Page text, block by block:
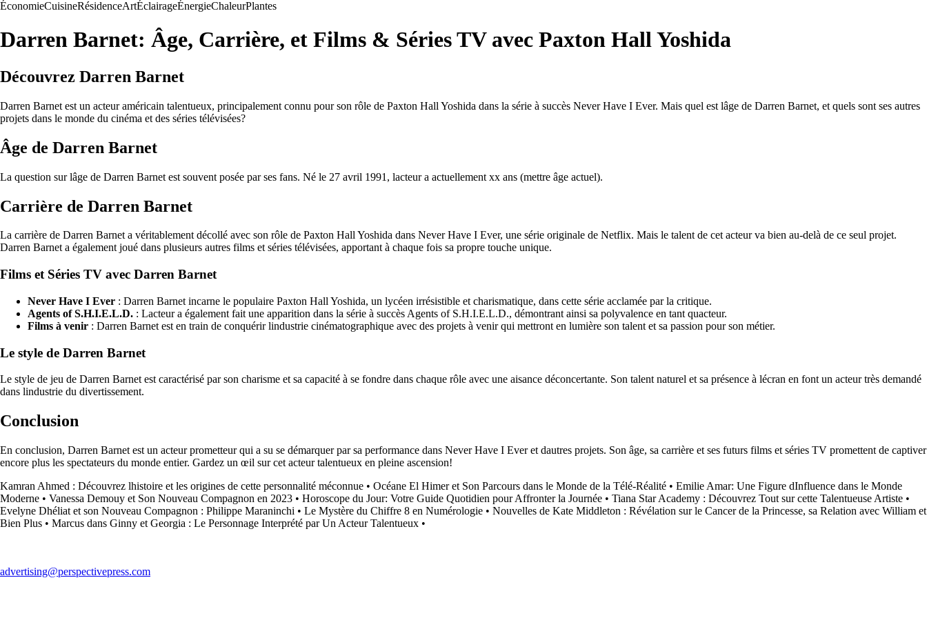
ÉconomieCuisineRésidenceArtÉclairageÉnergieChaleurPlantes
Darren Barnet: Âge, Carrière, et Films & Séries TV avec Paxton Hall Yoshida
Découvrez Darren Barnet
Darren Barnet est un acteur américain talentueux, principalement connu pour son rôle de Paxton Hall Yoshida dans la série à succès Never Have I Ever. Mais quel est lâge de Darren Barnet, et quels sont ses autres
projets dans le monde du cinéma et des séries télévisées?
Âge de Darren Barnet
La question sur lâge de Darren Barnet est souvent posée par ses fans. Né le 27 avril 1991, lacteur a actuellement xx ans (mettre âge actuel).
Carrière de Darren Barnet
La carrière de Darren Barnet a véritablement décollé avec son rôle de Paxton Hall Yoshida dans Never Have I Ever, une série originale de Netflix. Mais le talent de cet acteur va bien au-delà de ce seul projet.
Darren Barnet a également joué dans plusieurs autres films et séries télévisées, apportant à chaque fois sa propre touche unique.
Films et Séries TV avec Darren Barnet
Never Have I Ever : Darren Barnet incarne le populaire Paxton Hall Yoshida, un lycéen irrésistible et charismatique, dans cette série acclamée par la critique.
Agents of S.H.I.E.L.D. : Lacteur a également fait une apparition dans la série à succès Agents of S.H.I.E.L.D., démontrant ainsi sa polyvalence en tant quacteur.
Films à venir : Darren Barnet est en train de conquérir lindustrie cinématographique avec des projets à venir qui mettront en lumière son talent et sa passion pour son métier.
Le style de Darren Barnet
Le style de jeu de Darren Barnet est caractérisé par son charisme et sa capacité à se fondre dans chaque rôle avec une aisance déconcertante. Son talent naturel et sa présence à lécran en font un acteur très demandé
dans lindustrie du divertissement.
Conclusion
En conclusion, Darren Barnet est un acteur prometteur qui a su se démarquer par sa performance dans Never Have I Ever et dautres projets. Son âge, sa carrière et ses futurs films et séries TV promettent de captiver
encore plus les spectateurs du monde entier. Gardez un œil sur cet acteur talentueux en pleine ascension!
Kamran Ahmed : Découvrez lhistoire et les origines de cette personnalité méconnue • Océane El Himer et Son Parcours dans le Monde de la Télé-Réalité • Emilie Amar: Une Figure dInfluence dans le Monde
Moderne • Vanessa Demouy et Son Nouveau Compagnon en 2023 • Horoscope du Jour: Votre Guide Quotidien pour Affronter la Journée • Tiana Star Academy : Découvrez Tout sur cette Talentueuse Artiste •
Evelyne Dhéliat et son Nouveau Compagnon : Philippe Maraninchi • Le Mystère du Chiffre 8 en Numérologie • Nouvelles de Kate Middleton : Révélation sur le Cancer de la Princesse, sa Relation avec William et
Bien Plus • Marcus dans Ginny et Georgia : Le Personnage Interprété par Un Acteur Talentueux •
advertising@perspectivepress.com